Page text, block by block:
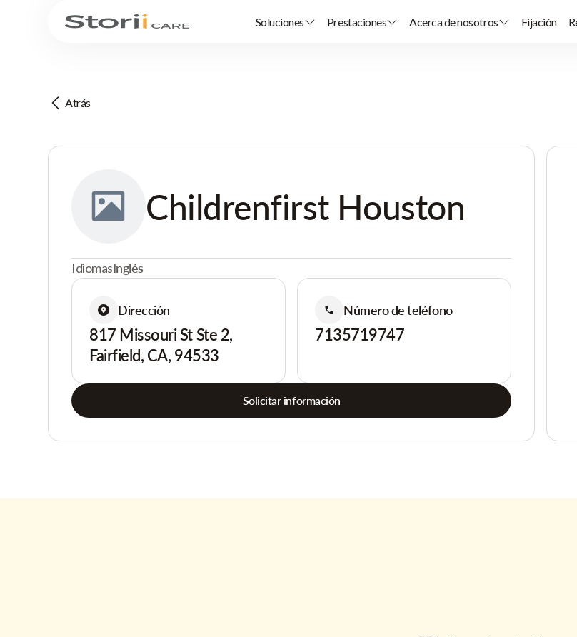
Soluciones Prestaciones Acerca de nosotros Fijación
Atrás
Childrenfirst Houston
IdiomasInglés
Dirección
817 Missouri St Ste 2,
Fairfield, CA, 94533
Número de teléfono
7135719747
Solicitar información